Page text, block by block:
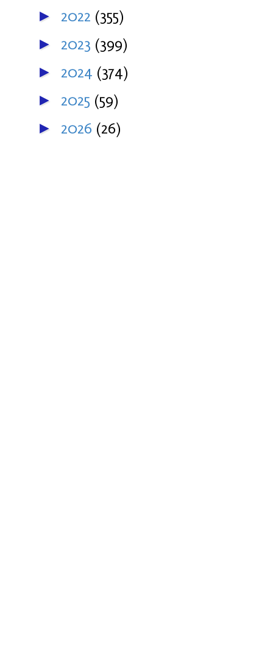
► 2022 (355)
► 2023 (399)
► 2024 (374)
► 2025 (59)
► 2026 (26)